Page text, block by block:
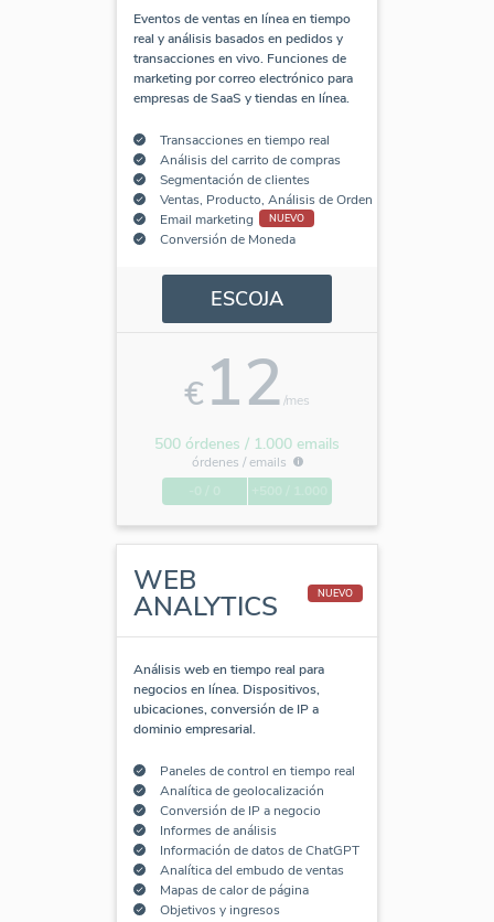
Eventos de ventas en línea en tiempo
real y análisis basados en pedidos y
transacciones en vivo. Funciones de
marketing por correo electrónico para
empresas de SaaS y tiendas en línea.
Transacciones en tiempo real
Análisis del carrito de compras
Segmentación de clientes
Ventas, Producto, Análisis de Orden
Email marketing
NUEVO
Conversión de Moneda
ESCOJA
€12/mes
500 órdenes / 1.000 emails
órdenes /emails
WEB
ANALYTICS NUEVO
Análisis web en tiempo real para
negocios en línea. Dispositivos,
ubicaciones, conversión de IP a
dominio empresarial.
Paneles de control en tiempo real
Analítica de geolocalización
Conversión de IP a negocio
Informes de análisis
Información de datos de ChatGPT
Analítica del embudo de ventas
Mapas de calor de página
Objetivos y ingresos